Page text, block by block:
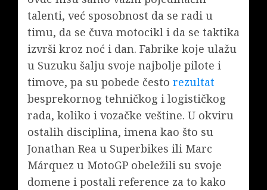
talenti, već sposobnost da se radi u
timu, da se čuva motocikl i da se taktika
izvrši kroz noć i dan. Fabrike koje ulažu
u Suzuku šalju svoje najbolje pilote i
timove, pa su pobede često rezultat
besprekornog tehničkog i logističkog
rada, koliko i vozačke veštine. U okviru
ostalih disciplina, imena kao što su
Jonathan Rea u Superbikes ili Marc
Márquez u MotoGP obeležili su svoje
domene i postali reference za to kako